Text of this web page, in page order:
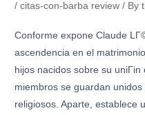
/citas-con-barba review / By
Conforme expone Claude
ascendencia en el
hijos nacidos sobre su
miembros se guardan
religiosos. Aparte, establece